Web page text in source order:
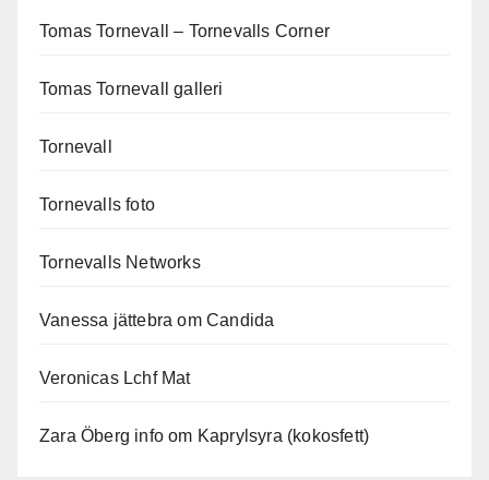
Tomas Tornevall – Tornevalls Corner
Tomas Tornevall galleri
Tornevall
Tornevalls foto
Tornevalls Networks
Vanessa jättebra om Candida
Veronicas Lchf Mat
Zara Öberg info om Kaprylsyra (kokosfett)